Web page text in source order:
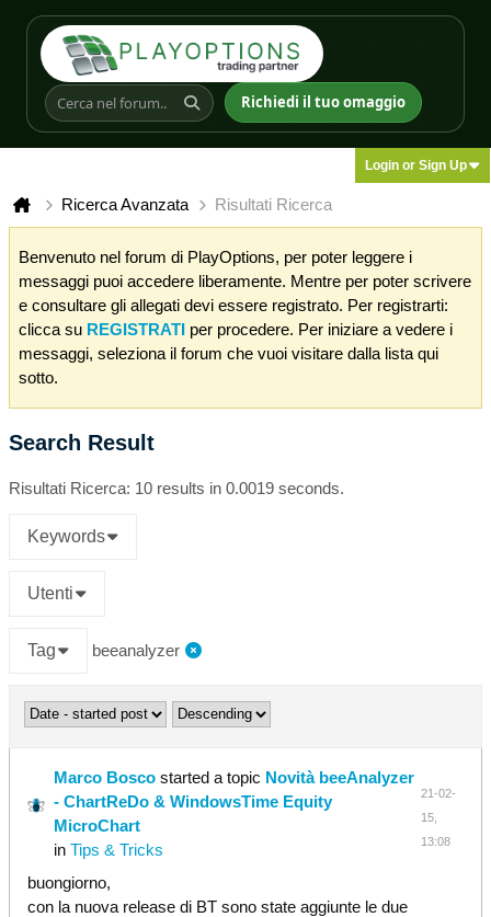
Richiedi il tuo omaggio
Login or Sign Up
Ricerca Avanzata Risultati Ricerca
Benvenuto nel forum di PlayOptions, per poter leggere i
messaggi puoi accedere liberamente. Mentre per poter scrivere
e consultare gli allegati devi essere registrato. Per registrarti:
clicca su REGISTRATI per procedere. Per iniziare a vedere i
messaggi, seleziona il forum che vuoi visitare dalla lista qui
sotto.
Search Result
Risultati Ricerca: 10 results in 0.0019 seconds.
Keywords
Utenti
Tag beeanalyzer
Marco Bosco started a topic Novità beeAnalyzer
- ChartReDo & WindowsTime Equity
MicroChart
inTips & Tricks
21-02-
15,
13:08
buongiorno,
con la nuova release di BT sono state aggiunte le due